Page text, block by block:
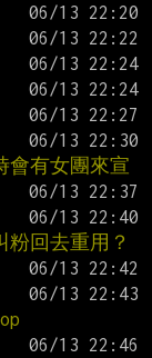
會有女團來宣
回去重用？